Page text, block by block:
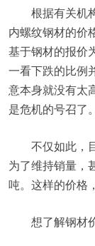
根据有关机
内螺纹钢材的价
基于钢材的报价
一看下跌的比例
意本身就没有太
是危机的号召了。
不仅如此，
为了维持销量，
吨。这样的价格，
想了解钢材